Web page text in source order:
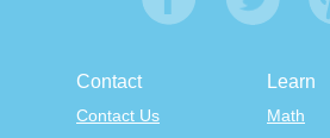
Contact
Contact Us
Learn
Math